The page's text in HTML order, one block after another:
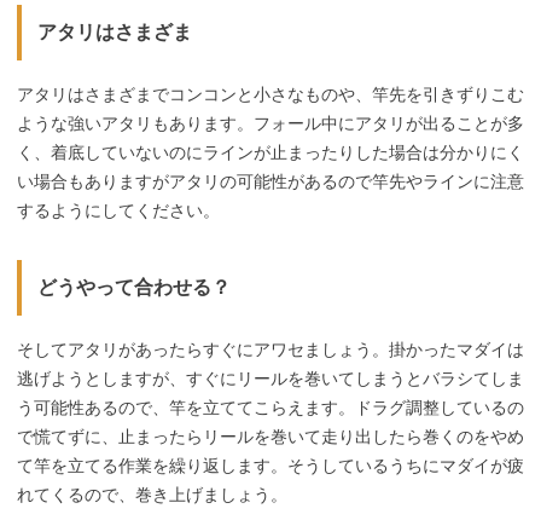
アタリはさまざま
アタリはさまざまでコンコンと小さなものや、竿先を引きずりこむ
ような強いアタリもあります。フォール中にアタリが出ることが多
く、着底していないのにラインが止まったりした場合は分かりにく
い場合もありますがアタリの可能性があるので竿先やラインに注意
するようにしてください。
どうやって合わせる？
そしてアタリがあったらすぐにアワセましょう。掛かったマダイは
逃げようとしますが、すぐにリールを巻いてしまうとバラシてしま
う可能性あるので、竿を立ててこらえます。ドラグ調整しているの
で慌てずに、止まったらリールを巻いて走り出したら巻くのをやめ
て竿を立てる作業を繰り返します。そうしているうちにマダイが疲
れてくるので、巻き上げましょう。